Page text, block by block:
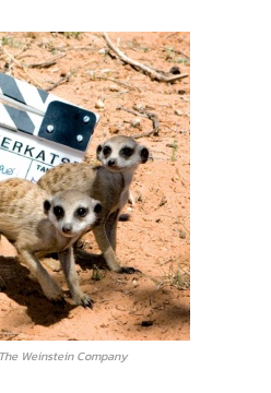
Weinstein Company